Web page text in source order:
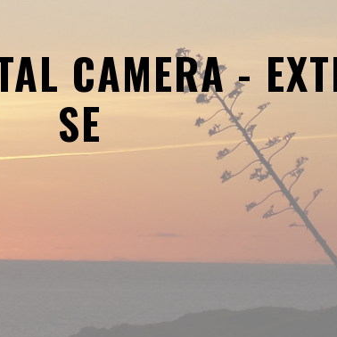
CAMERA -
SE